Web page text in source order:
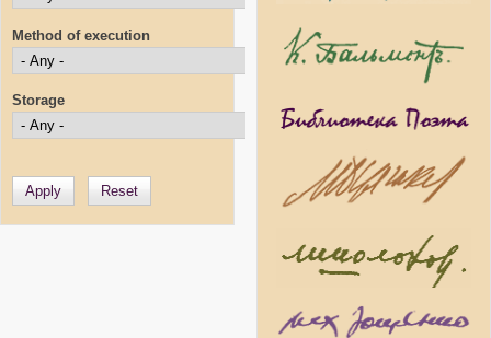
Method of execution
Storage